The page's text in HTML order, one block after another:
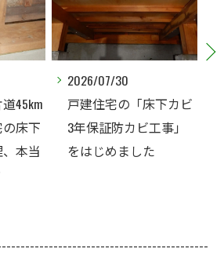
45km
床下
本当
2026/07/30
戸建住宅の「床下カビ
3年保証防カビ工事」
をはじめました